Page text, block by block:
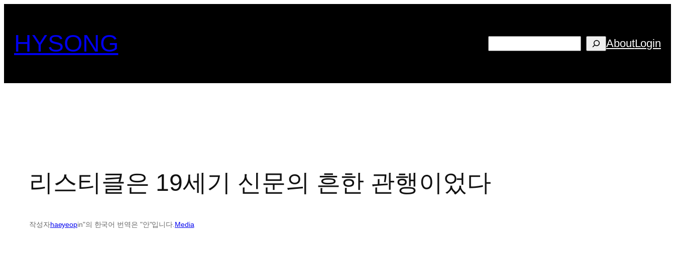
로
로
HYSONG AboutLogin
리스티클은 19세기 신문의 흔한 관행이었다
작성자haeyeopin"의 한국어 번역은 "안"입니다. Media